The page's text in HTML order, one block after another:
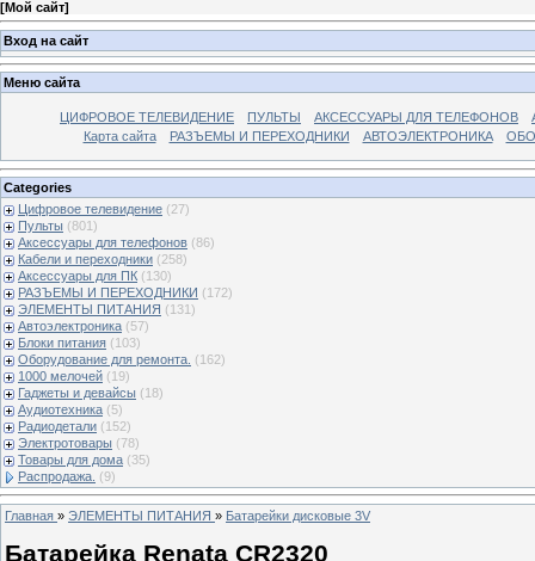
[Мой сайт]
Вход на сайт
Меню сайта
ЦИФРОВОЕ ТЕЛЕВИДЕНИЕ ПУЛЬТЫ АКСЕССУАРЫ ДЛЯ ТЕЛЕФОНОВ
Карта сайта
РАЗЪЕМЫ И ПЕРЕХОДНИКИ АВТОЭЛЕКТРОНИКА
Categories
Цифровое телевидение (27)
Пульты (801)
Аксессуары для телефонов (86)
Кабели и переходники (258)
Аксессуары для ПК (130)
РАЗЪЕМЫ И ПЕРЕХОДНИКИ (172)
ЭЛЕМЕНТЫ ПИТАНИЯ (131)
Автоэлектроника (57)
Блоки питания (103)
Оборудование для ремонта. (162)
1000 мелочей (19)
Гаджеты и девайсы (18)
Аудиотехника (5)
Радиодетали (152)
Электротовары (78)
Товары для дома (35)
Распродажа. (9)
Главная » ЭЛЕМЕНТЫ ПИТАНИЯ » Батарейки дисковые 3V
Батарейка Renata CR2320